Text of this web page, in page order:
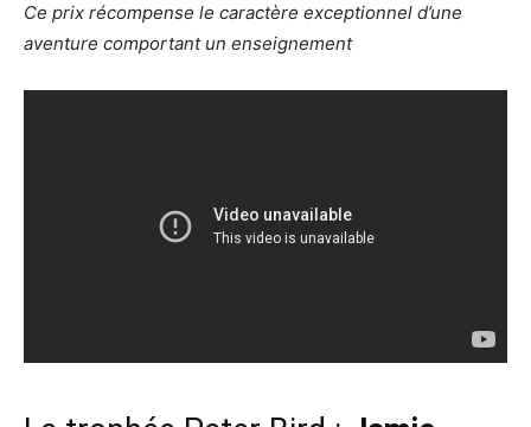
Ce prix récompense le caractère exceptionnel d’une
aventure comportant un enseignement